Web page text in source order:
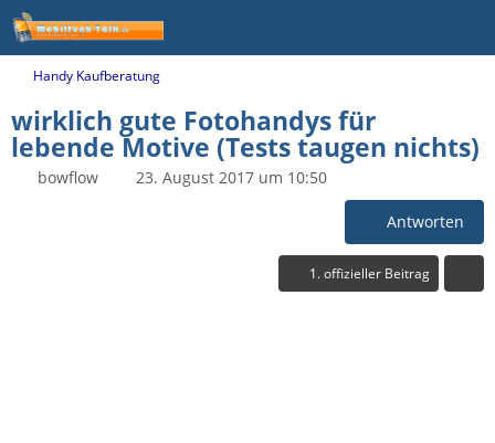
Handy Kaufberatung
wirklich gute Fotohandys für
lebende Motive (Tests taugen nichts)
bowflow 23. August 2017 um 10:50
Antworten
1. offizieller Beitrag